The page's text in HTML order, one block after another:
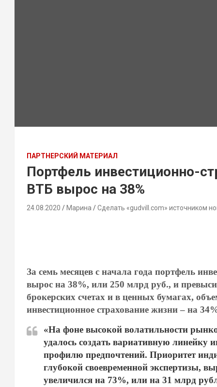
ПАРТНЕРСКИЙ МАТЕРИАЛ
Портфель инвестиционно-
ВТБ вырос на 38%
24.08.2020 Марина Сделать «gudvill.com» источником
За семь месяцев с начала года портфель
вырос на 38%, или 250 млрд руб., и
брокерских счетах и в ценных бумагах,
инвестиционное страхование жизни – на
«На фоне высокой волатильности
удалось создать вариативную
профилю предпочтений. Приоритет
глубокой своевременной экспертизы,
увеличился на 73%, или на 31 млрд